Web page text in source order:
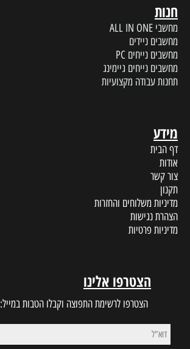
חנות
מחשבי ALL IN ONE
מחשבים ניידים
מחשבים נייחים PC
מחשבים נייחים גיימינג
תחנות עבודה מקצועיות
מידע
דף הבית
אודות
צור קשר
תקנון
מדיניות משלוחים והחזרות
הצהרת נגישות
מדיניות פרטיות
הצטרפו אלינו
הצטרפו לרשימת התפוצה וקבלו הטבות במייל: